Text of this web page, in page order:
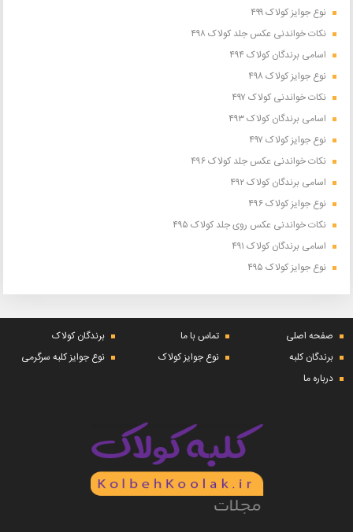
نوع جوایز کولاک ۴۹۹
نکات خواندنی عکس جلد کولاک ۴۹۸
اسامی برندگان کولاک ۴۹۴
نوع جوایز کولاک ۴۹۸
نکات خواندنی کولاک ۴۹۷
اسامی برندگان کولاک ۴۹۳
نوع جوایز کولاک ۴۹۷
نکات خواندنی عکس جلد کولاک ۴۹۶
اسامی برندگان کولاک ۴۹۲
نوع جوایز کولاک ۴۹۶
نکات خواندنی عکس روی جلد کولاک ۴۹۵
اسامی برندگان کولاک ۴۹۱
نوع جوایز کولاک ۴۹۵
صفحه اصلی تماس با ما
برندگان کولاک
برندگان کلبه
نوع جوایز کولاک
نوع جوایز کلبه سرگرمی
درباره ما